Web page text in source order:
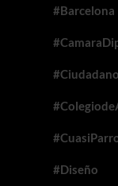
#Barcelona
#Diseño